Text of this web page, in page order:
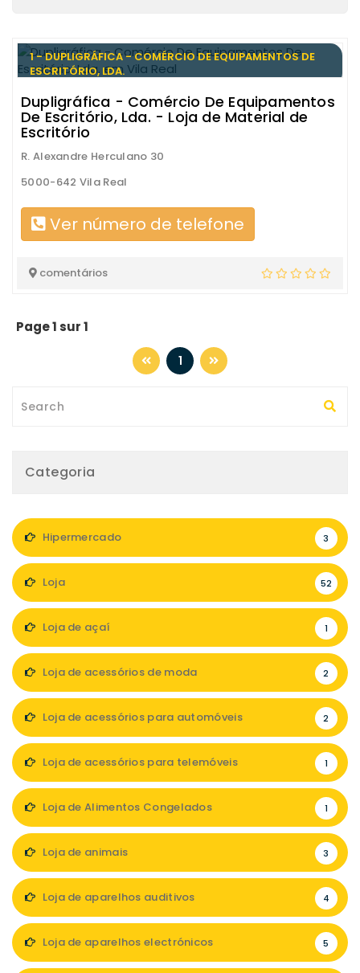
1 - DUPLIGRÁFICA - COMÉRCIO DE EQUIPAMENTOS DE
ESCRITÓRIO, LDA.
Dupligráfica - Comércio De Equipamentos
De Escritório, Lda. - Loja de Material de
Escritório
R. Alexandre Herculano 30
5000-642 Vila Real
Ver número de telefone
comentários
Page 1 sur 1
1
Categoria
Hipermercado 3
Loja 52
Loja de açaí 1
Loja de acessórios de moda 2
Loja de acessórios para automóveis 2
Loja de acessórios para telemóveis 1
Loja de Alimentos Congelados 1
Loja de animais 3
Loja de aparelhos auditivos 4
Loja de aparelhos electrónicos 5